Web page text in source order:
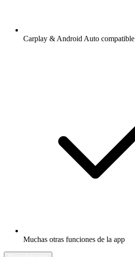
Carplay & Android Auto compatible
Muchas otras funciones de la app